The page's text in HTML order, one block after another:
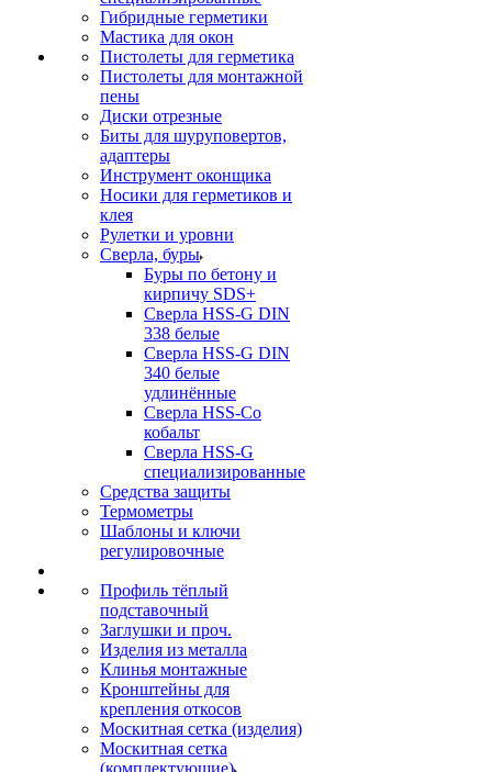
Гибридные герметики
Мастика для окон
Пистолеты для герметика
Пистолеты для монтажной
пены
Диски отрезные
Биты для шуруповертов,
адаптеры
Инструмент оконщика
Носики для герметиков и
клея
Рулетки и уровни
Сверла, буры
Буры по бетону и
кирпичу SDS+
Сверла HSS-G DIN
338 белые
Сверла HSS-G DIN
340 белые
удлинённые
Сверла HSS-Co
кобальт
Сверла HSS-G
специализированные
Средства защиты
Термометры
Шаблоны и ключи
регулировочные
Профиль тёплый
подставочный
Заглушки и проч.
Изделия из металла
Клинья монтажные
Кронштейны для
крепления откосов
Москитная сетка (изделия)
Москитная сетка
(комплектующие)